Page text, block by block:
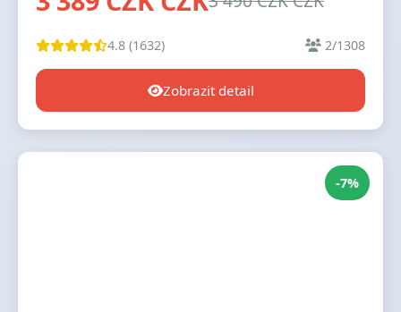
4.8 (1632) 2/1308
Zobrazit detail
-7%